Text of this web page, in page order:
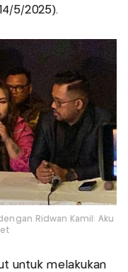
5/2025).
Ridwan Kamil: Aku
untuk melakukan